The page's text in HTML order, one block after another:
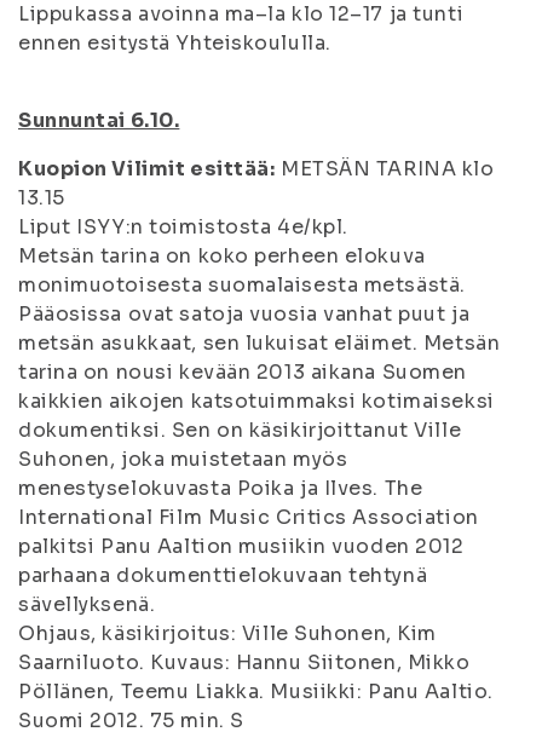
Lippukassa avoinna ma–la klo 12–17 ja tunti
ennen esitystä Yhteiskoululla.
Sunnuntai 6.10.
Kuopion Vilimit esittää: METSÄN TARINA klo
13.15
Liput ISYY:n toimistosta 4e/kpl.
Metsän tarina on koko perheen elokuva
monimuotoisesta suomalaisesta metsästä.
Pääosissa ovat satoja vuosia vanhat puut ja
metsän asukkaat, sen lukuisat eläimet. Metsän
tarina on nousi kevään 2013 aikana Suomen
kaikkien aikojen katsotuimmaksi kotimaiseksi
dokumentiksi. Sen on käsikirjoittanut Ville
Suhonen, joka muistetaan myös
menestyselokuvasta Poika ja Ilves. The
International Film Music Critics Association
palkitsi Panu Aaltion musiikin vuoden 2012
parhaana dokumenttielokuvaan tehtynä
sävellyksenä.
Ohjaus, käsikirjoitus: Ville Suhonen, Kim
Saarniluoto. Kuvaus: Hannu Siitonen, Mikko
Pöllänen, Teemu Liakka. Musiikki: Panu Aaltio.
Suomi 2012. 75 min. S